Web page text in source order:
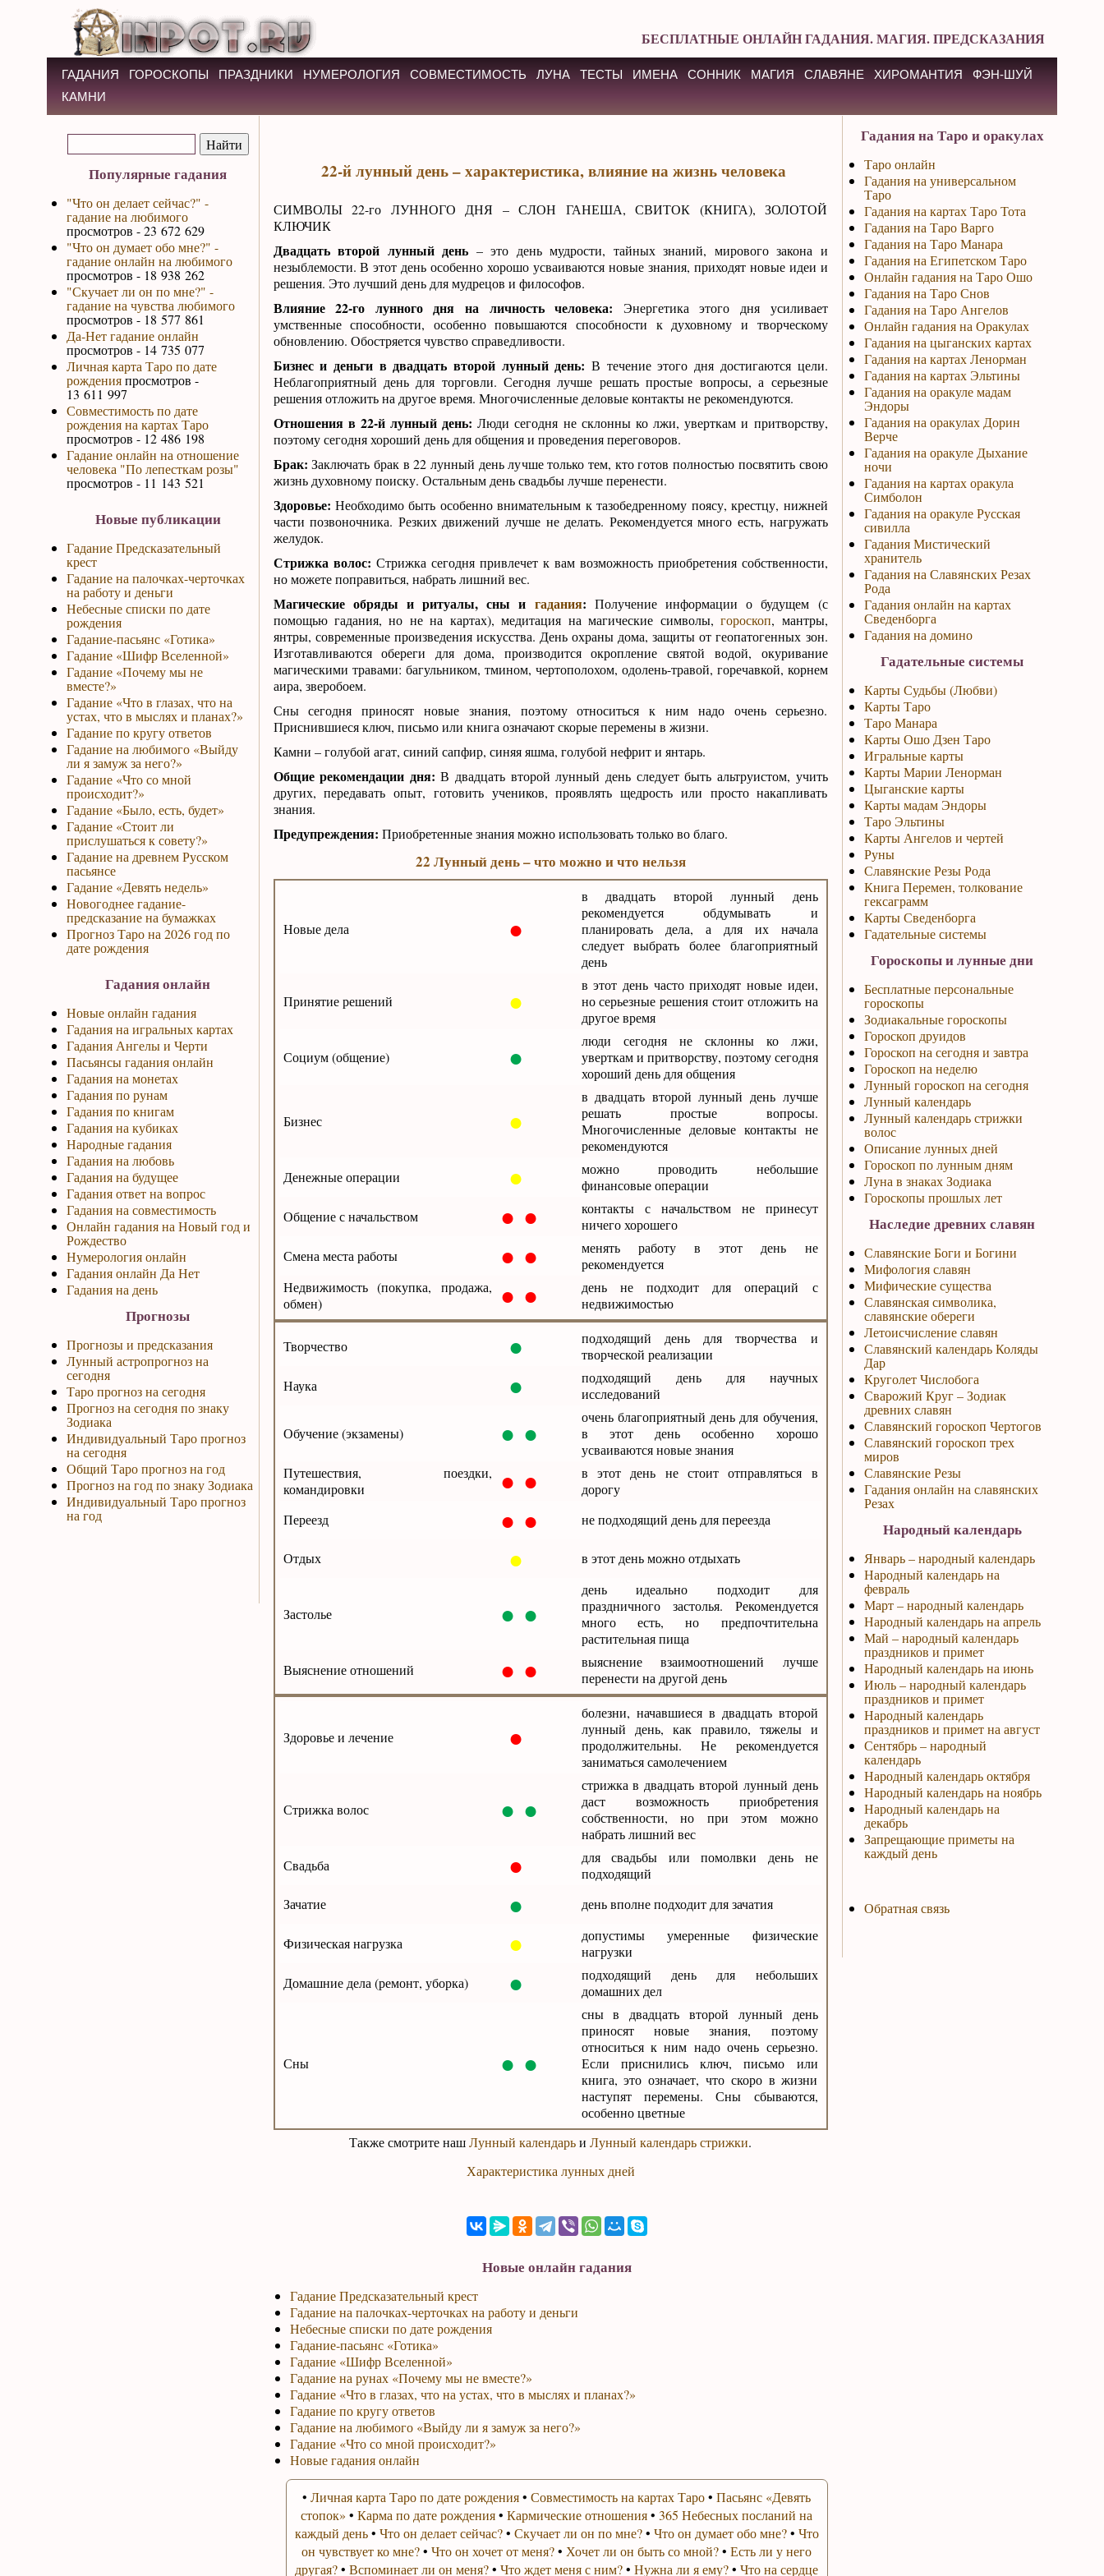
БЕСПЛАТНЫЕ ОНЛАЙН ГАДАНИЯ. МАГИЯ. ПРЕДСКАЗАНИЯ
ГАДАНИЯ ГОРОСКОПЫ ПРАЗДНИКИ НУМЕРОЛОГИЯ СОВМЕСТИМОСТЬ ЛУНА ТЕСТЫ ИМЕНА СОННИК МАГИЯ СЛАВЯНЕ ХИРОМАНТИЯ
ФЭН-ШУЙ
КАМНИ
Популярные гадания
"Что он делает сейчас?" -
гадание на любимого
просмотров - 23 672 629
"Что он думает обо мне?" -
гадание онлайн на любимого
просмотров - 18 938 262
"Скучает ли он по мне?" -
гадание на чувства любимого
просмотров - 18 577 861
Да-Нет гадание онлайн
просмотров - 14 735 077
Личная карта Таро по дате
рожденияпросмотров -
13 611 997
Совместимость по дате
рождения на картах Таро
просмотров - 12 486 198
Гадание онлайн на отношение
человека "По лепесткам розы"
просмотров - 11 143 521
Новые публикации
Гадание Предсказательный
крест
Гадание на палочках-черточках
на работу и деньги
Небесные списки по дате
рождения
Гадание-пасьянс «Готика»
Гадание «Шифр Вселенной»
Гадание «Почему мы не
вместе?»
Гадание «Что в глазах, что на
устах, что в мыслях и планах?»
Гадание по кругу ответов
Гадание на любимого «Выйду
ли я замуж за него?»
Гадание «Что со мной
происходит?»
Гадание «Было, есть, будет»
Гадание «Стоит ли
прислушаться к совету?»
Гадание на древнем Русском
пасьянсе
Гадание «Девять недель»
Новогоднее гадание-
предсказание на бумажках
Прогноз Таро на 2026 год по
дате рождения
Гадания онлайн
Новые онлайн гадания
Гадания на игральных картах
Гадания Ангелы и Черти
Пасьянсы гадания онлайн
Гадания на монетах
Гадания по рунам
Гадания по книгам
Гадания на кубиках
Народные гадания
Гадания на любовь
Гадания на будущее
Гадания ответ на вопрос
Гадания на совместимость
Онлайн гадания на Новый год и
Рождество
Нумерология онлайн
Гадания онлайн Да Нет
Гадания на день
Прогнозы
Прогнозы и предсказания
Лунный астропрогноз на
сегодня
Таро прогноз на сегодня
Прогноз на сегодня по знаку
Зодиака
Индивидуальный Таро прогноз
на сегодня
Общий Таро прогноз на год
Прогноз на год по знаку Зодиака
Индивидуальный Таро прогноз
на год
22-й лунный день – характеристика, влияние на жизнь человека
СИМВОЛЫ 22-го ЛУННОГО ДНЯ – СЛОН ГАНЕША, СВИТОК (КНИГА), ЗОЛОТОЙ
КЛЮЧИК
Двадцать второй лунный день – это день мудрости, тайных знаний, мирового закона и
незыблемости. В этот день особенно хорошо усваиваются новые знания, приходят новые идеи и
решения. Это лучший день для мудрецов и философов.
Влияние 22-го лунного дня на личность человека: Энергетика этого дня усиливает
умственные способности, особенно повышаются способности к духовному и творческому
обновлению. Обостряется чувство справедливости.
Бизнес и деньги в двадцать второй лунный день: В течение этого дня достигаются цели.
Неблагоприятный день для торговли. Сегодня лучше решать простые вопросы, а серьезные
решения отложить на другое время. Многочисленные деловые контакты не рекомендуются.
Отношения в 22-й лунный день: Люди сегодня не склонны ко лжи, уверткам и притворству,
поэтому сегодня хороший день для общения и проведения переговоров.
Брак: Заключать брак в 22 лунный день лучше только тем, кто готов полностью посвятить свою
жизнь духовному поиску. Остальным день свадьбы лучше перенести.
Здоровье: Необходимо быть особенно внимательным к тазобедренному поясу, крестцу, нижней
части позвоночника. Резких движений лучше не делать. Рекомендуется много есть, нагружать
желудок.
Стрижка волос: Стрижка сегодня привлечет к вам возможность приобретения собственности,
но можете поправиться, набрать лишний вес.
Магические обряды и ритуалы, сны и гадания: Получение информации о будущем (с
помощью гадания, но не на картах), медитация на магические символы,гороскоп, мантры,
янтры, современные произведения искусства. День охраны дома, защиты от геопатогенных зон.
Изготавливаются обереги для дома, производится окропление святой водой, окуривание
магическими травами: багульником, тмином, чертополохом, одолень-травой, горечавкой, корнем
аира, зверобоем.
Сны сегодня приносят новые знания, поэтому относиться к ним надо очень серьезно.
Приснившиеся ключ, письмо или книга означают скорые перемены в жизни.
Камни – голубой агат, синий сапфир, синяя яшма, голубой нефрит и янтарь.
Общие рекомендации дня: В двадцать второй лунный день следует быть альтруистом, учить
других, передавать опыт, готовить учеников, проявлять щедрость или просто накапливать
знания.
Предупреждения: Приобретенные знания можно использовать только во благо.
22 Лунный день – что можно и что нельзя
Новые дела ●
в двадцать второй лунный день
рекомендуется обдумывать и
планировать дела, а для их начала
следует выбрать более благоприятный
день
Принятие решений ●
в этот день часто приходят новые идеи,
но серьезные решения стоит отложить на
другое время
Социум (общение) ●
люди сегодня не склонны ко лжи,
уверткам и притворству, поэтому сегодня
хороший день для общения
Бизнес ●
в двадцать второй лунный день лучше
решать простые вопросы.
Многочисленные деловые контакты не
рекомендуются
Денежные операции
●
можно проводить небольшие
финансовые операции
Общение с начальством
● ●
контакты с начальством не принесут
ничего хорошего
Смена места работы
● ●
менять работу в этот день не
рекомендуется
Недвижимость (покупка, продажа,
обмен)
● ●
день не подходит для операций с
недвижимостью
Творчество ●
подходящий день для творчества и
творческой реализации
Наука
●
подходящий день для научных
исследований
Обучение (экзамены) ● ●
очень благоприятный день для обучения,
в этот день особенно хорошо
усваиваются новые знания
Путешествия, поездки,
командировки
● ●
в этот день не стоит отправляться в
дорогу
Переезд
● ● не подходящий день для переезда
Отдых ● в этот день можно отдыхать
Застолье ● ●
день идеально подходит для
праздничного застолья. Рекомендуется
много есть, но предпочтительна
растительная пища
Выяснение отношений
● ●
выяснение взаимоотношений лучше
перенести на другой день
Здоровье и лечение ●
болезни, начавшиеся в двадцать второй
лунный день, как правило, тяжелы и
продолжительны. Не рекомендуется
заниматься самолечением
Стрижка волос ● ●
стрижка в двадцать второй лунный день
даст возможность приобретения
собственности, но при этом можно
набрать лишний вес
Свадьба
●
для свадьбы или помолвки день не
подходящий
Зачатие
● день вполне подходит для зачатия
Физическая нагрузка ●
допустимы умеренные физические
нагрузки
Домашние дела (ремонт, уборка)
●
подходящий день для небольших
домашних дел
Сны ● ●
сны в двадцать второй лунный день
приносят новые знания, поэтому
относиться к ним надо очень серьезно.
Если приснились ключ, письмо или
книга, это означает, что скоро в жизни
наступят перемены. Сны сбываются,
особенно цветные
Также смотрите нашЛунный календарьи Лунный календарь стрижки.
Характеристика лунных дней
Новые онлайн гадания
Гадание Предсказательный крест
Гадание на палочках-черточках на работу и деньги
Небесные списки по дате рождения
Гадание-пасьянс «Готика»
Гадание «Шифр Вселенной»
Гадание на рунах «Почему мы не вместе?»
Гадание «Что в глазах, что на устах, что в мыслях и планах?»
Гадание по кругу ответов
Гадание на любимого «Выйду ли я замуж за него?»
Гадание «Что со мной происходит?»
Новые гадания онлайн
• Личная карта Таро по дате рождения• Совместимость на картах Таро• Пасьянс «Девять
стопок» • Карма по дате рождения• Кармические отношения• 365 Небесных посланий на
каждый день• Что он делает сейчас?• Скучает ли он по мне?• Что он думает обо мне?• Что
он чувствует ко мне?• Что он хочет от меня?• Хочет ли он быть со мной?• Есть ли у него
другая?• Вспоминает ли он меня?• Что ждет меня с ним?• Нужна ли я ему?• Что на сердце
Гадания на Таро и оракулах
Таро онлайн
Гадания на универсальном
Таро
Гадания на картах Таро Тота
Гадания на Таро Варго
Гадания на Таро Манара
Гадания на Египетском Таро
Онлайн гадания на Таро Ошо
Гадания на Таро Снов
Гадания на Таро Ангелов
Онлайн гадания на Оракулах
Гадания на цыганских картах
Гадания на картах Ленорман
Гадания на картах Эльтины
Гадания на оракуле мадам
Эндоры
Гадания на оракулах Дорин
Верче
Гадания на оракуле Дыхание
ночи
Гадания на картах оракула
Симболон
Гадания на оракуле Русская
сивилла
Гадания Мистический
хранитель
Гадания на Славянских Резах
Рода
Гадания онлайн на картах
Сведенборга
Гадания на домино
Гадательные системы
Карты Судьбы (Любви)
Карты Таро
Таро Манара
Карты Ошо Дзен Таро
Игральные карты
Карты Марии Ленорман
Цыганские карты
Карты мадам Эндоры
Таро Эльтины
Карты Ангелов и чертей
Руны
Славянские Резы Рода
Книга Перемен, толкование
гексаграмм
Карты Сведенборга
Гадательные системы
Гороскопы и лунные дни
Бесплатные персональные
гороскопы
Зодиакальные гороскопы
Гороскоп друидов
Гороскоп на сегодня и завтра
Гороскоп на неделю
Лунный гороскоп на сегодня
Лунный календарь
Лунный календарь стрижки
волос
Описание лунных дней
Гороскоп по лунным дням
Луна в знаках Зодиака
Гороскопы прошлых лет
Наследие древних славян
Славянские Боги и Богини
Мифология славян
Мифические существа
Славянская символика,
славянские обереги
Летоисчисление славян
Славянский календарь Коляды
Дар
Круголет Числобога
Сварожий Круг – Зодиак
древних славян
Славянский гороскоп Чертогов
Славянский гороскоп трех
миров
Славянские Резы
Гадания онлайн на славянских
Резах
Народный календарь
Январь – народный календарь
Народный календарь на
февраль
Март – народный календарь
Народный календарь на апрель
Май – народный календарь
праздников и примет
Народный календарь на июнь
Июль – народный календарь
праздников и примет
Народный календарь
праздников и примет на август
Сентябрь – народный
календарь
Народный календарь октября
Народный календарь на ноябрь
Народный календарь на
декабрь
Запрещающие приметы на
каждый день
Обратная связь